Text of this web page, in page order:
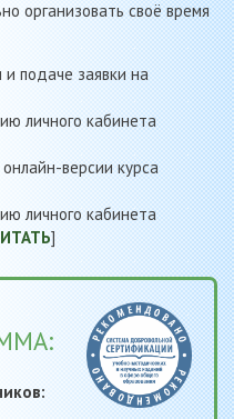
организовать своё время
и подаче заявки на
личного кабинета
версии курса
личного кабинета
]